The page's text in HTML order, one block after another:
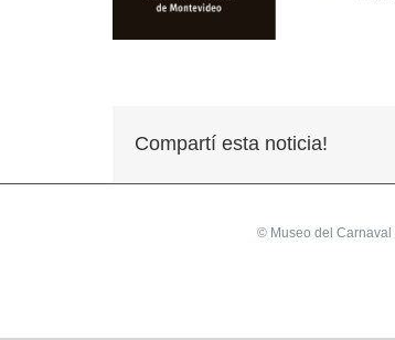
Compartí esta noticia!
© Museo del Carnaval